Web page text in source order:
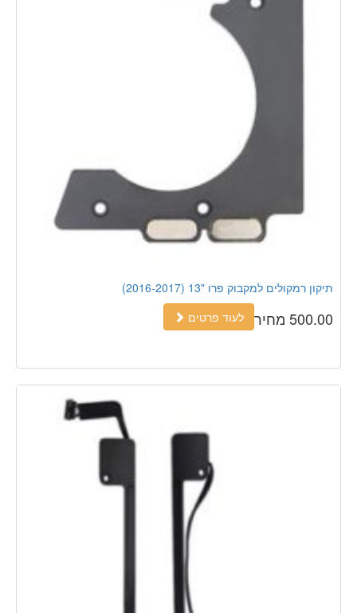
תיקון רמקולים למקבוק פרו "13 (2016-2017)
לעוד פרטים
500.00 מחיר